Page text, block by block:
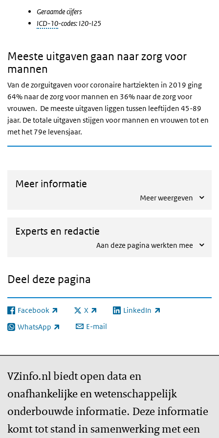
Geraamde cijfers
ICD-10-codes: I20-I25
Meeste uitgaven gaan naar zorg voor
mannen
Van de zorguitgaven voor coronaire hartziekten in 2019 ging
64% naar de zorg voor mannen en 36% naar de zorg voor
vrouwen. De meeste uitgaven liggen tussen leeftijden 45-89
jaar. De totale uitgaven stijgen voor mannen en vrouwen tot en
met het 79e levensjaar.
Meer informatie
Meer weergeven
Experts en redactie
Aan deze pagina werkten mee
Deel deze pagina
Facebook
(externe link) X
(externe link) LinkedIn
(externe link)
WhatsApp
(externe link) E-mail
VZinfo.nl biedt open data en
onafhankelijke en wetenschappelijk
onderbouwde informatie. Deze informatie
komt tot stand in samenwerking met een